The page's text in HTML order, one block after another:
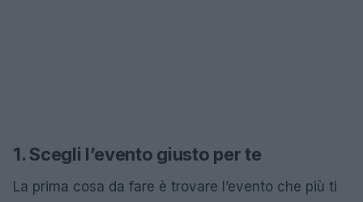
1. Scegli l’evento giusto per te
La prima cosa da fare è trovare l’evento che più ti